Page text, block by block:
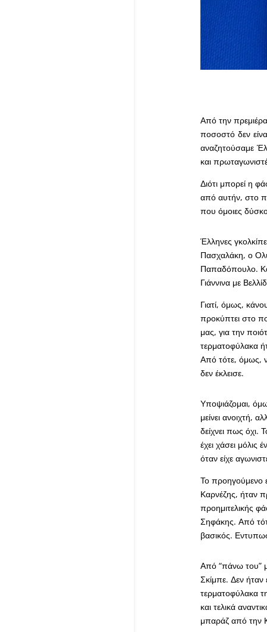
Από την
ποσοστό δεν
αναζητούσαμε
και
Διότι μπορεί η
από αυτήν, στο
που όμοιες
Έλληνες
Πασχαλάκη, ο
Παπαδόπουλο.
Γιάννινα με
Γιατί, όμως,
προκύπτει στο
μας, για την
τερματοφύλακα
Από τότε, όμως,
δεν έκλεισε.
Υποψιάζομαι,
μείνει ανοιχτή,
δείχνει πως όχι.
έχει χάσει μόλις
όταν είχε
Το προηγούμενο
Καρνέζης, ήταν
προημιτελικής
Σηφάκης. Από
βασικός.
Από “πάνω του”
Σκίμπε. Δεν ήταν
τερματοφύλακα
και τελικά
μπαράζ από την